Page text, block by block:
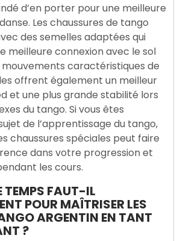
d’en porter pour une meilleure
Les chaussures de tango
des semelles adaptées qui
meilleure connexion avec le sol
caractéristiques de
offrent également un meilleur
et une plus grande stabilité lors
du tango. Si vous êtes
de l’apprentissage du tango,
chaussures spéciales peut faire
dans votre progression et
les cours.
TEMPS FAUT-IL
POUR MAÎTRISER LES
ARGENTIN EN TANT
?